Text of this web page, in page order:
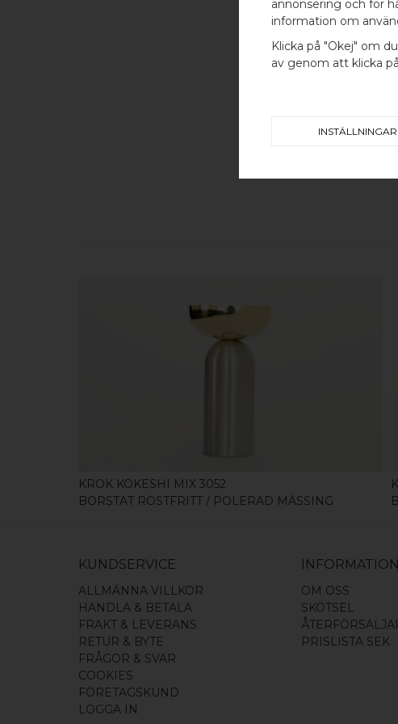
KROK KOKESHI MIX 3052
BORSTAT ROSTFRITT / POLERAD MÄSSING
KUNDSERVICE
ALLMÄNNA VILLKOR
HANDLA & BETALA
FRAKT & LEVERANS
RETUR & BYTE
FRÅGOR & SVAR
COOKIES
FÖRETAGSKUND
LOGGA IN
INFORMATION
OM OSS
SKÖTSEL
PRISLISTA SEK
annonsering och för
information om
Klicka på "Okej" om
av genom att klicka
INSTÄLLNINGAR